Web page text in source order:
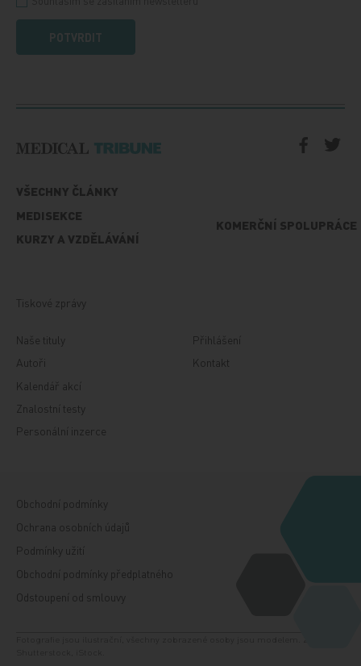
POTVRDIT
VŠECHNY ČLÁNKY
MEDISEKCE
KURZY A VZDĚLÁVÁNÍ
KOMERČNÍ SPOLUPRÁCE
Tiskové zprávy
Naše tituly
Autoři
Kalendář akcí
Znalostní testy
Personální inzerce
Přihlášení
Kontakt
Obchodní podmínky
Ochrana osobních údajů
Podmínky užití
Obchodní podmínky předplatného
Odstoupení od smlouvy